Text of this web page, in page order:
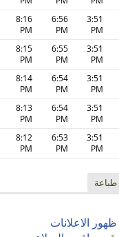
3:51
PM
6:56
PM
8:16
PM
3:51
PM
6:55
PM
8:15
PM
3:51
PM
6:54
PM
8:14
PM
3:51
PM
6:54
PM
8:13
PM
3:51
PM
6:53
PM
8:12
PM
طباعة
ظهور الاعلانات